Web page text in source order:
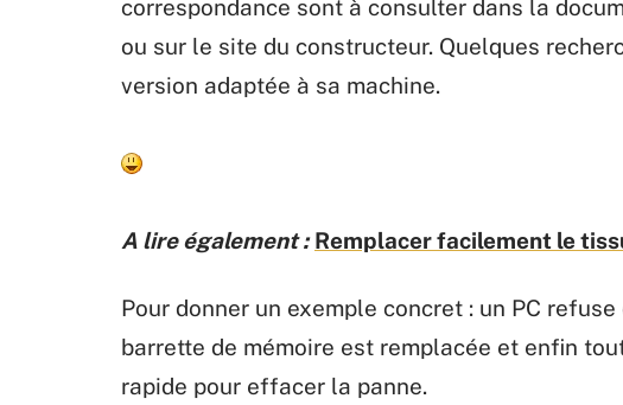
correspondance sont à consulter dans la
ou sur le site du constructeur. Quelques
version adaptée à sa machine.
A lire également : Remplacer facilement le
Pour donner un exemple concret : un PC
barrette de mémoire est remplacée et enfin
rapide pour effacer la panne.